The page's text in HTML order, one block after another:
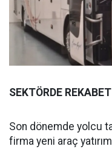
SEKTÖRDE
Son dönemde yolcu
firma yeni araç